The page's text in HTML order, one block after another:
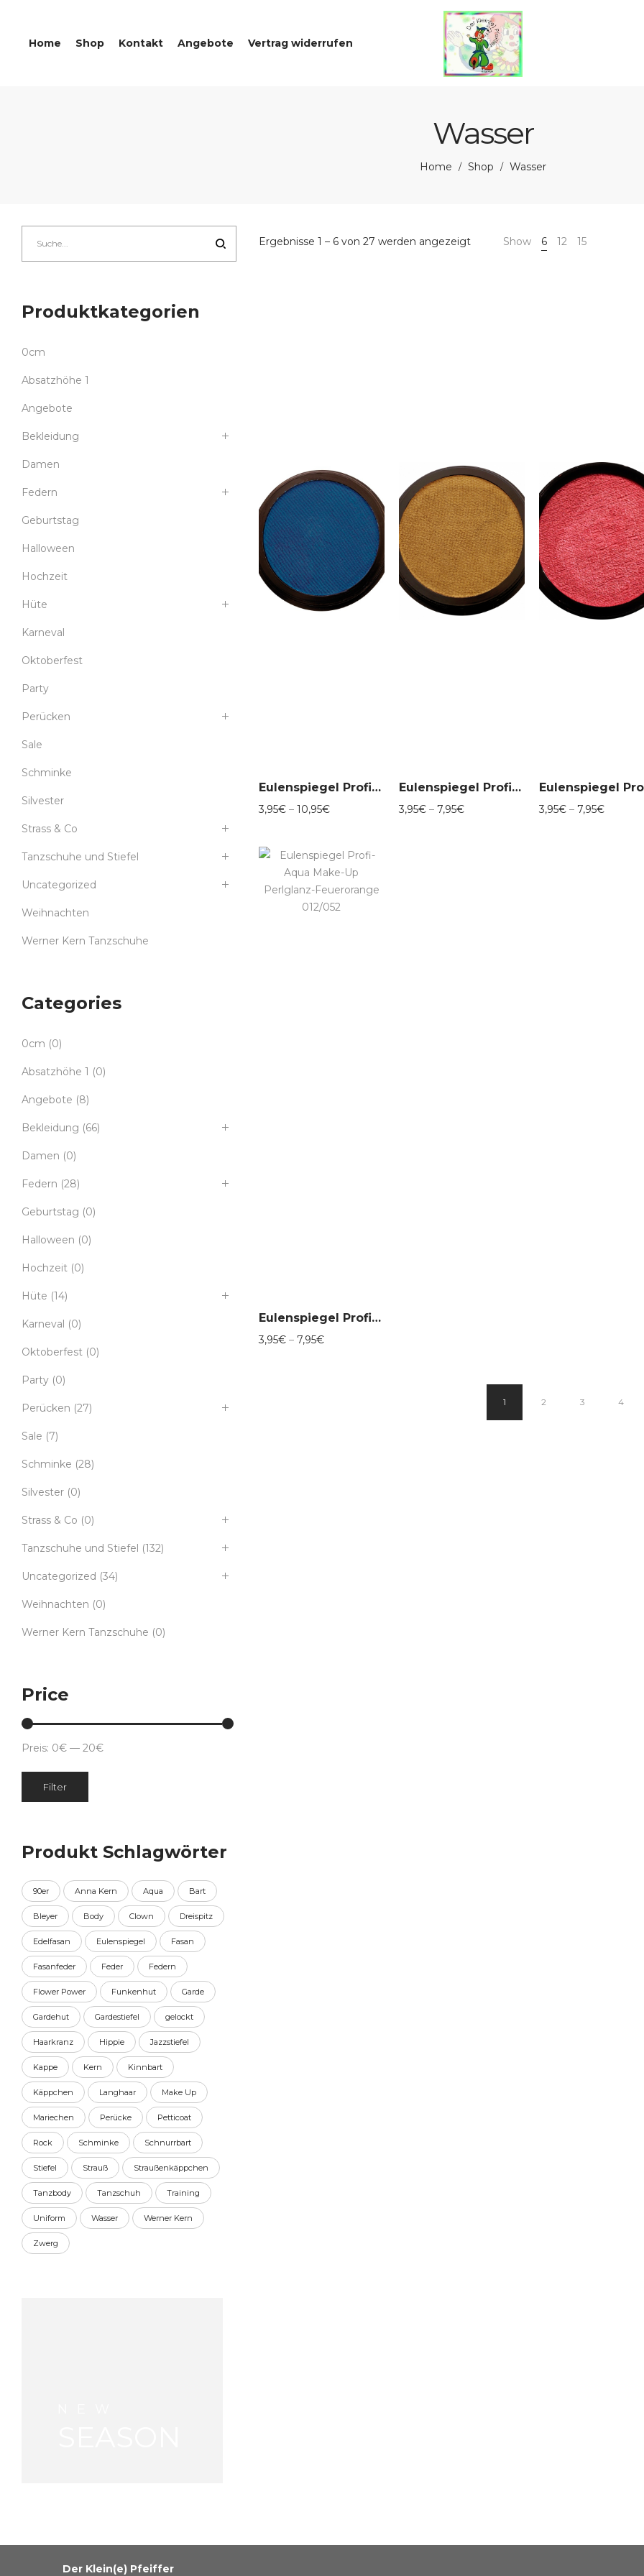
Home Shop Kontakt Angebote Vertrag widerrufen
Wasser
Home / Shop / Wasser
Ergebnisse 1 – 6 von 27 werden angezeigt Show 6 12 15
Eulenspiegel Profi-Aqua Make-Up Perlglanz-Blau 012/035
3,95€ – 10,95€Preisspanne:
10,95€
Eulenspiegel Profi-Aqua Make-Up Perlglanz-Bronze 012/076
3,95€ – 7,95€Preisspanne:
3,95€ – 7,95€
Eulenspiegel Profi-Aqua Make-Up Perlglanz-Feuerorange 012/052
3,95€ – 7,95€Preisspanne:
1 2 3 4
Produktkategorien
0cm
Absatzhöhe 1
Angebote
Bekleidung
Damen
Federn
Geburtstag
Halloween
Hochzeit
Hüte
Karneval
Oktoberfest
Party
Perücken
Sale
Schminke
Silvester
Strass & Co
Tanzschuhe und Stiefel
Uncategorized
Weihnachten
Werner Kern Tanzschuhe
Categories
0cm (0)
Absatzhöhe 1 (0)
Angebote (8)
Bekleidung (66)
Damen (0)
Federn (28)
Geburtstag (0)
Halloween (0)
Hochzeit (0)
Hüte (14)
Karneval (0)
Oktoberfest (0)
Party (0)
Perücken (27)
Sale (7)
Schminke (28)
Silvester (0)
Strass & Co (0)
Tanzschuhe und Stiefel (132)
Uncategorized (34)
Weihnachten (0)
Werner Kern Tanzschuhe (0)
Price
Filter
Preis: 0€ — 20€
Produkt Schlagwörter
90er Anna Kern Aqua Bart
Bleyer Body Clown Dreispitz
Edelfasan Eulenspiegel Fasan
Fasanfeder Feder Federn
Flower Power Funkenhut Garde
Gardehut Gardestiefel gelockt
Haarkranz Hippie Jazzstiefel
Kappe Kern Kinnbart
Käppchen Langhaar Make Up
Mariechen Perücke Petticoat
Rock Schminke Schnurrbart
Stiefel Strauß Straußenkäppchen
Tanzbody Tanzschuh Training
Uniform Wasser Werner Kern
Zwerg
Der Klein(e) Pfeiffer